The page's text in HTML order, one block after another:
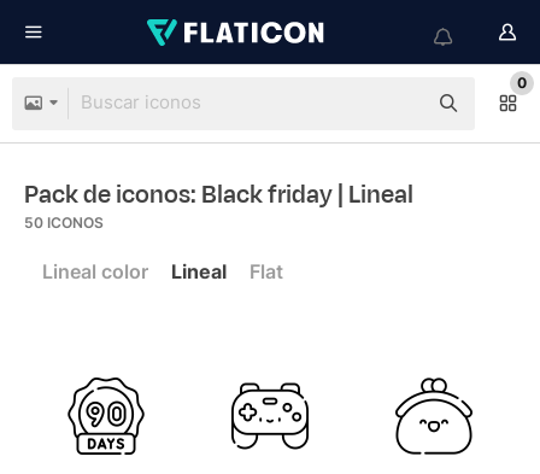
0
Pack de iconos: Black friday| Lineal
50 ICONOS
Lineal color Lineal Flat